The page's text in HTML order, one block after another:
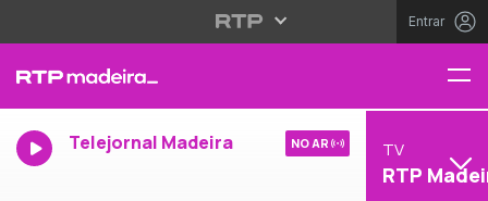
Entrar
Telejornal Madeira NO AR TV
RTP